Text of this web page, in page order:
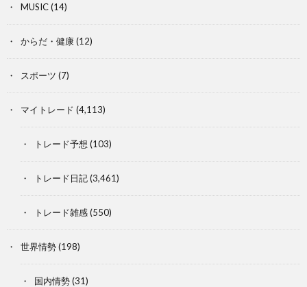
MUSIC(14)
からだ・健康(12)
スポーツ (7)
マイトレード (4,113)
トレード予想 (103)
トレード日記(3,461)
トレード雑感(550)
世界情勢(198)
国内情勢(31)